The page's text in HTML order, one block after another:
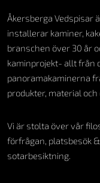
Åkersberga Vedspisar
installerar kaminer,
branschen över 30 år
kaminprojekt- allt från
panoramakaminerna
produkter, material
Vi är stolta över vår
förfrågan, platsbesök
sotarbesiktning.